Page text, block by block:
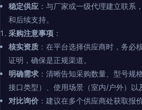
稳定供应 ：与厂家或一级代理建立联系
和后续支持。
采购注意事项 ：
核实资质 ：在平台选择供应商时，务必
证明，确保是正规渠道。
明确需求 ：清晰告知采购数量、型号规
接口类型）、使用场景（室内/户外）以
对比询价 ：建议在多个供应商处获取报